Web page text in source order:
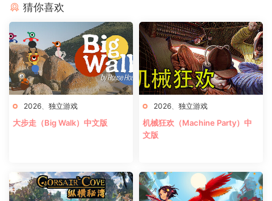
猜你喜欢
2026 独立游戏
大步走（Big Walk）中文版
2026 独立游戏
机械狂欢（Machine Party）中
文版